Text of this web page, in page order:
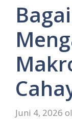
Juni 4, 2026